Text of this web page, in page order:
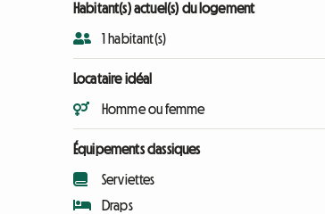
Habitant(s) actuel(s) du logement
1 habitant(s)
Locataire idéal
Homme ou femme
Équipements classiques
Serviettes
Draps